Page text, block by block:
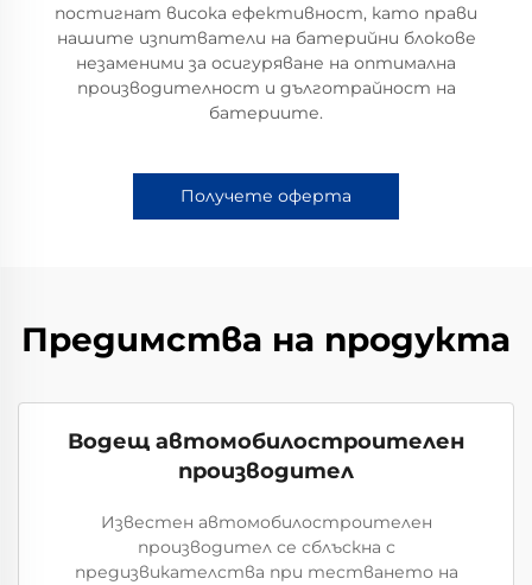
постигнат висока ефективност, като прави
нашите изпитватели на батерийни блокове
незаменими за осигуряване на оптимална
производителност и дълготрайност на
батериите.
Получете оферта
Предимства на продукта
Водещ автомобилостроителен
производител
Известен автомобилостроителен
производител се сблъскна с
предизвикателства при тестването на